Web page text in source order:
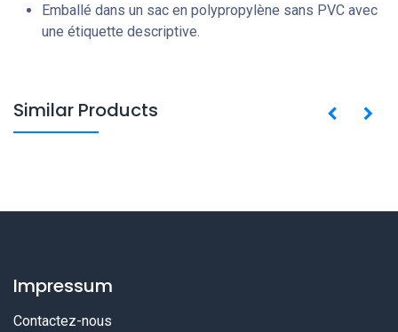
Emballé dans un sac en polypropylène sans PVC avec
une étiquette descriptive.
Similar Products
Impressum
Contactez-nous